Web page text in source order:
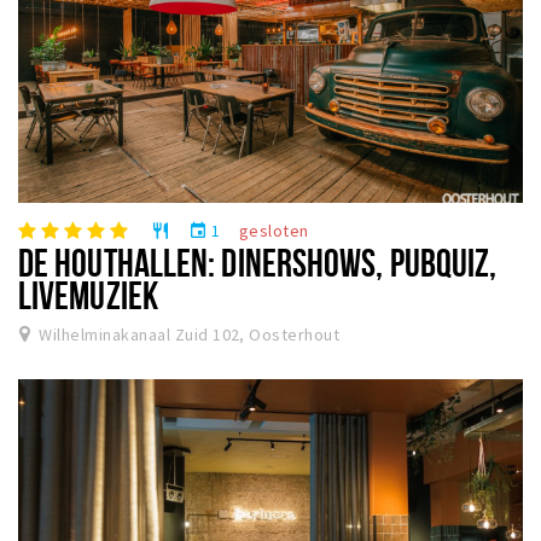
restaurant event 1 gesloten
DE HOUTHALLEN: DINERSHOWS, PUBQUIZ,
LIVEMUZIEK
Wilhelminakanaal Zuid 102, Oosterhout